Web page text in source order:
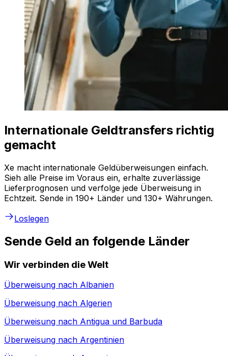
Internationale Geldtransfers richtig
gemacht
Xe macht internationale Geldüberweisungen einfach.
Sieh alle Preise im Voraus ein, erhalte zuverlässige
Lieferprognosen und verfolge jede Überweisung in
Echtzeit. Sende in 190+ Länder und 130+ Währungen.
Loslegen
Sende Geld an folgende Länder
Wir verbinden die Welt
Überweisung nach Albanien
Überweisung nach Algerien
Überweisung nach Antigua und Barbuda
Überweisung nach Argentinien